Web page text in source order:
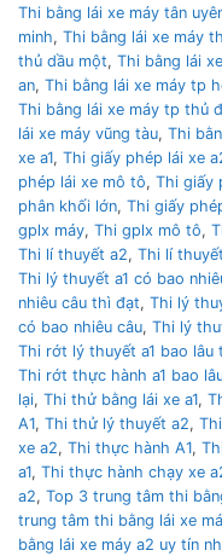
Thi bằng lái xe máy tân
minh, Thi bằng lái xe máy
thủ dầu một, Thi bằng lái
an, Thi bằng lái xe máy tp
Thi bằng lái xe máy tp thủ
lái xe máy vũng tàu, Thi
xe a1, Thi giấy phép lái xe
phép lái xe mô tô, Thi giấy
phân khối lớn, Thi giấy
gplx máy, Thi gplx mô tô,
Thi lí thuyết a2, Thi lí
Thi lý thuyết a1 có bao
nhiêu câu thì đạt, Thi lý
có bao nhiêu câu, Thi lý
Thi rớt lý thuyết a1 bao lâu
Thi rớt thực hành a1 bao
lại, Thi thử bằng lái xe a1,
A1, Thi thử lý thuyết a2,
xe a2, Thi thực hành A1,
a1, Thi thực hành chạy xe
a2, Top 3 trung tâm thi
trung tâm thi bằng lái xe
bằng lái xe máy a2 uy tín